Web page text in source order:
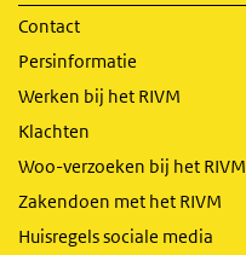
Contact
Persinformatie
Werken bij het RIVM
Klachten
Woo-verzoeken bij het RIVM
Zakendoen met het RIVM
Huisregels sociale media